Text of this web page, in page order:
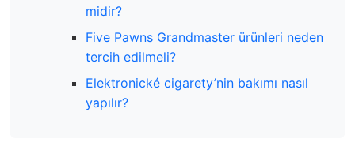
midir?
Five Pawns Grandmaster ürünleri neden
tercih edilmeli?
Elektronické cigarety’nin bakımı nasıl
yapılır?